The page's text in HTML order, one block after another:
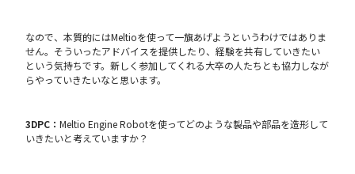
なので、本質的にはMeltioを使って一旗あげようというわけではありま
せん。そういったアドバイスを提供したり、経験を共有していきたい
という気持ちです。新しく参加してくれる大卒の人たちとも協力しなが
らやっていきたいなと思います。
3DPC：Meltio Engine Robotを使ってどのような製品や部品を造形して
いきたいと考えていますか？